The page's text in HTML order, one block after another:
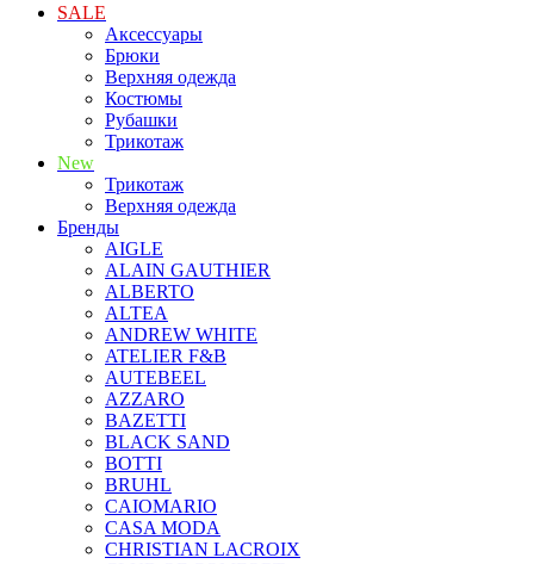
SALE
Аксессуары
Брюки
Верхняя одежда
Костюмы
Рубашки
Трикотаж
New
Трикотаж
Верхняя одежда
Бренды
AIGLE
ALAIN GAUTHIER
ALBERTO
ALTEA
ANDREW WHITE
ATELIER F&B
AUTEBEEL
AZZARO
BAZETTI
BLACK SAND
BOTTI
BRUHL
CAIOMARIO
CASA MODA
CHRISTIAN LACROIX